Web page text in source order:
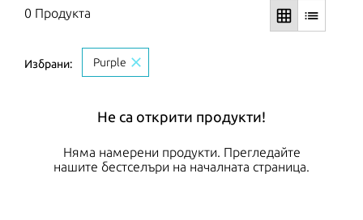
0 Продукта grid_on list
Избрани: Purple close
Не са открити продукти!
Няма намерени продукти. Прегледайте
нашите бестселъри на началната страница.